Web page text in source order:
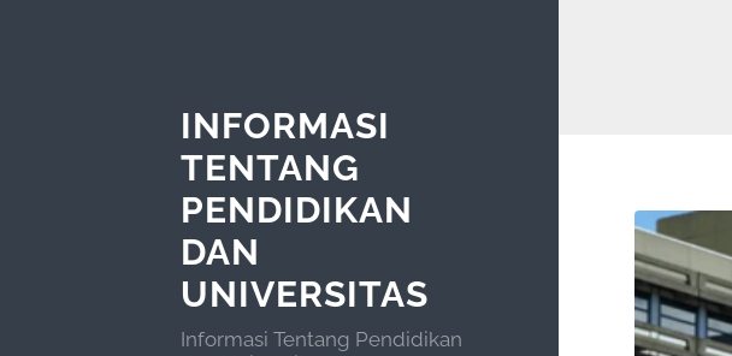
INFORMASI
TENTANG
PENDIDIKAN
DAN
UNIVERSITAS
Informasi Tentang Pendidikan